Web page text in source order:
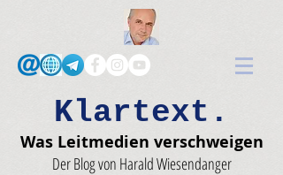
Klartext.
Was Leitmedien verschweigen
Der Blog von Harald Wiesendanger